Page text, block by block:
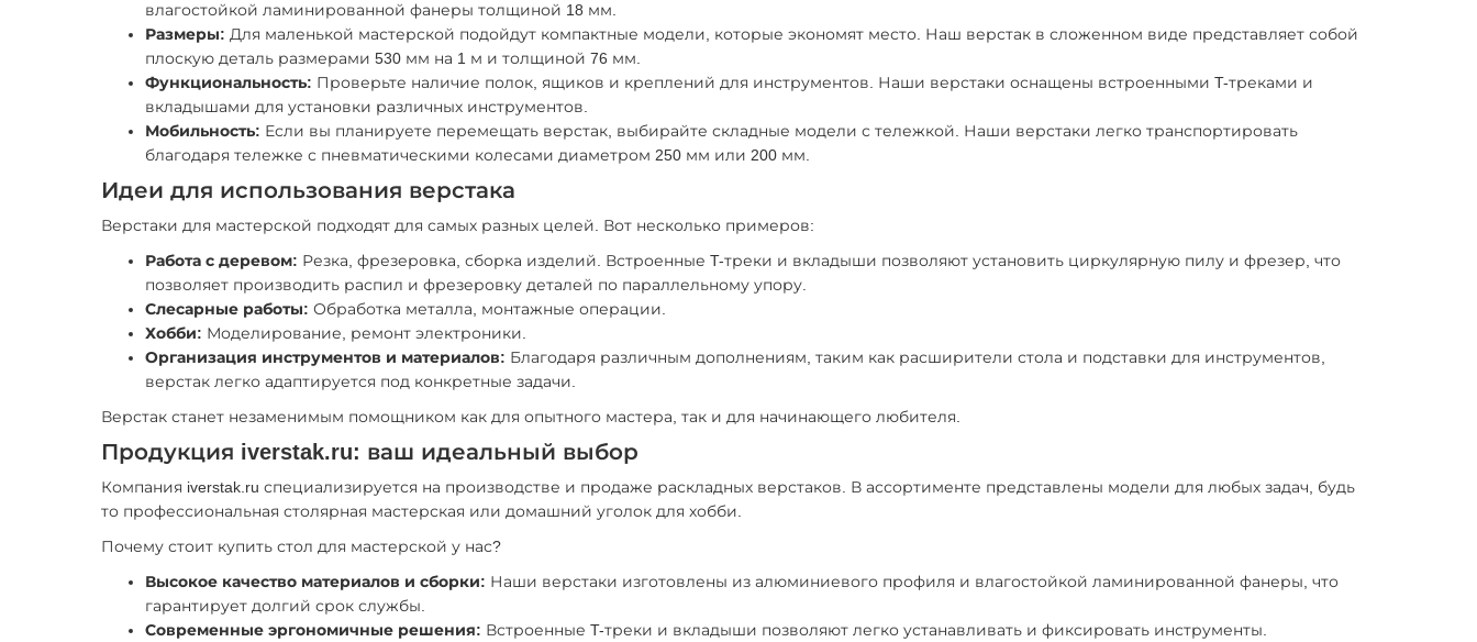
влагостойкой ламинированной фанеры толщиной 18 мм.
Размеры: Для маленькой мастерской подойдут компактные модели, которые экономят место. Наш верстак в сложенном виде представляет собой
плоскую деталь размерами 530 мм на 1 м и толщиной 76 мм.
Функциональность: Проверьте наличие полок, ящиков и креплений для инструментов. Наши верстаки оснащены встроенными T-треками и
вкладышами для установки различных инструментов.
Мобильность: Если вы планируете перемещать верстак, выбирайте складные модели с тележкой. Наши верстаки легко транспортировать
благодаря тележке с пневматическими колесами диаметром 250 мм или 200 мм.
Идеи для использования верстака
Верстаки для мастерской подходят для самых разных целей. Вот несколько примеров:
Работа с деревом: Резка, фрезеровка, сборка изделий. Встроенные T-треки и вкладыши позволяют установить циркулярную пилу и фрезер, что
позволяет производить распил и фрезеровку деталей по параллельному упору.
Слесарные работы: Обработка металла, монтажные операции.
Хобби: Моделирование, ремонт электроники.
Организация инструментов и материалов: Благодаря различным дополнениям, таким как расширители стола и подставки для инструментов,
верстак легко адаптируется под конкретные задачи.
Верстак станет незаменимым помощником как для опытного мастера, так и для начинающего любителя.
Продукция iverstak.ru: ваш идеальный выбор
Компания iverstak.ru специализируется на производстве и продаже раскладных верстаков. В ассортименте представлены модели для любых задач, будь
то профессиональная столярная мастерская или домашний уголок для хобби.
Почему стоит купить стол для мастерской у нас?
Высокое качество материалов и сборки: Наши верстаки изготовлены из алюминиевого профиля и влагостойкой ламинированной фанеры, что
гарантирует долгий срок службы.
Современные эргономичные решения: Встроенные T-треки и вкладыши позволяют легко устанавливать и фиксировать инструменты.